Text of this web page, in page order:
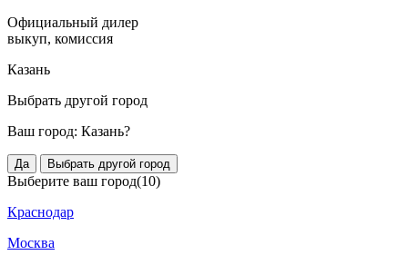
Официальный дилер
выкуп, комиссия
Казань
Выбрать другой город
Ваш город: Казань?
Да Выбрать другой город
Выберите ваш город(10)
Краснодар
Москва